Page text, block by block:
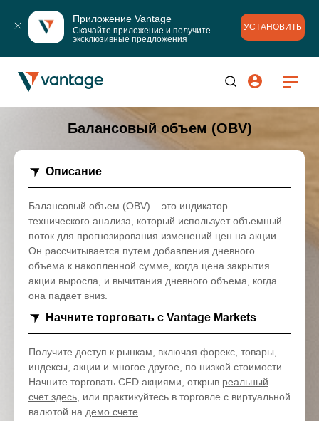
Приложение Vantage
Скачайте приложение и получите
эксклюзивные предложения
УСТАНОВИТЬ
Балансовый объем (OBV)
Описание
Балансовый объем (OBV) – это индикатор
технического анализа, который использует объемный
поток для прогнозирования изменений цен на акции.
Он рассчитывается путем добавления дневного
объема к накопленной сумме, когда цена закрытия
акции выросла, и вычитания дневного объема, когда
она падает вниз.
Начните торговать с Vantage Markets
Получите доступ к рынкам, включая форекс, товары,
индексы, акции и многое другое, по низкой стоимости.
Начните торговать CFD акциями, открыв реальный
счет здесь , или практикуйтесь в торговле с виртуальной
валютой на демо счете